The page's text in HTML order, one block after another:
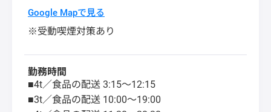
Google Mapで見る
※受動喫煙対策あり
勤務時間
■4t／食品の配送 3:15〜12:15
■3t／食品の配送 10:00〜19:00